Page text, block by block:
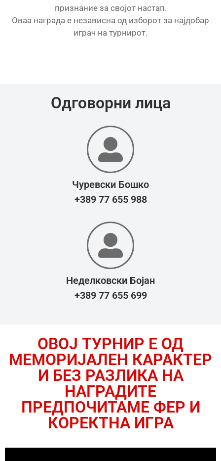
признание за својот настап.
Оваа награда е независна од изборот за најдобар
играч на турнирот.
Одговорни лица
Чуревски Бошко
+389 77 655 988
Неделковски Бојан
+389 77 655 699
ОВОЈ ТУРНИР Е ОД
МЕМОРИЈАЛЕН КАРАКТЕР
И БЕЗ РАЗЛИКА НА
НАГРАДИТЕ
ПРЕДПОЧИТАМЕ ФЕР И
КОРЕКТНА ИГРА